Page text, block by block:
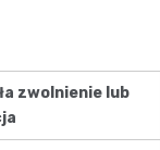
zwolnienie lub